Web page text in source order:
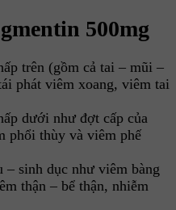
500mg
trên (gồm cả tai – mũi –
phát viêm xoang, viêm tai
dưới như đợt cấp của
phổi thùy và viêm phế
– sinh dục như viêm bàng
thận – bể thận, nhiễm